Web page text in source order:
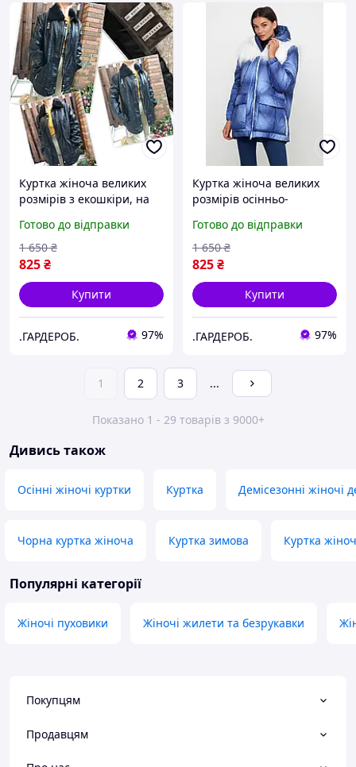
Куртка жіноча великих
розмірів з екошкіри, на
хутряним коміром OS
Готово до відправки
825₴
1 650 ₴
Купити
.ГАРДЕРОБ. 97%
Куртка жіноча великих
розмірів осінньо-
Україна
Готово до відправки
825₴
1 650 ₴
Купити
.ГАРДЕРОБ. 97%
1 2 3 ...
Показано 1 - 29 товарів з 9000+
Дивись також
Осінні жіночі куртки Куртка Демісезонні жіночі
Чорна куртка жіноча Куртка зимова Куртка
Популярні категорії
Жіночі пуховики Жіночі жилети та безрукавки
Покупцям
Продавцям